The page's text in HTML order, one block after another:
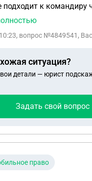
подходит к командиру
если ротный не
если мой ротный
на срочной службе.
, вопрос №4849541,
ситуация?
детали — юрист
Задать свой вопрос
право